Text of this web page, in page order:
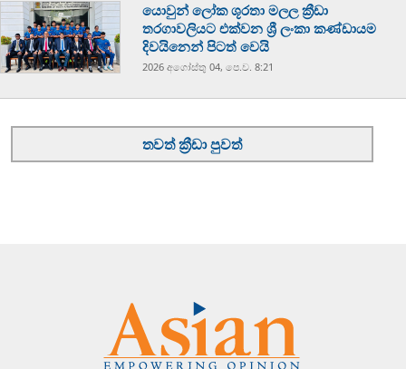
යොවුන් ලෝක ශූරතා මලල ක්‍රීඩා
තරගාවලියට එක්වන ශ්‍රී ලංකා කණ්ඩායම
දිවයිනෙන් පිටත් වෙයි
2026 අගෝස්‍තු 04, පෙ.ව. 8:21
තවත් ක්‍රීඩා පුවත්